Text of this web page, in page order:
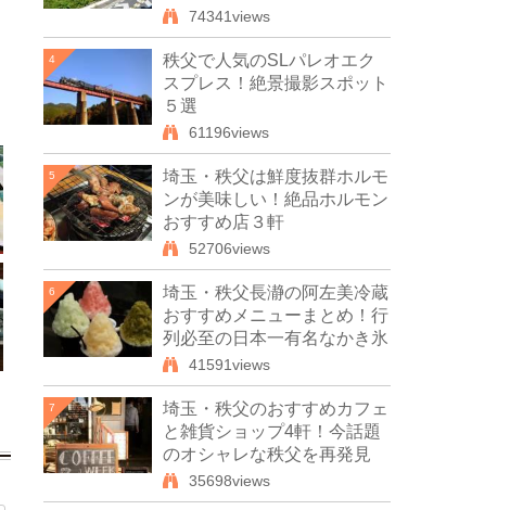
74341views
4
秩父で人気のSLパレオエク
スプレス！絶景撮影スポット
５選
61196views
5
埼玉・秩父は鮮度抜群ホルモ
ンが美味しい！絶品ホルモン
おすすめ店３軒
52706views
6
埼玉・秩父長瀞の阿左美冷蔵
おすすめメニューまとめ！行
列必至の日本一有名なかき氷
41591views
7
埼玉・秩父のおすすめカフェ
と雑貨ショップ4軒！今話題
のオシャレな秩父を再発見
35698views